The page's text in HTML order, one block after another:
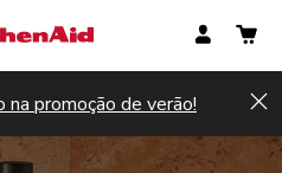
promoção de verão!
Registar agora